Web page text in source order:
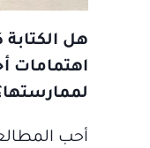
هل
اهتمامات
أحب